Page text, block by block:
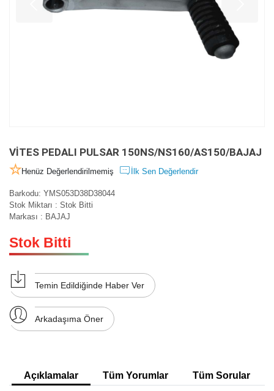
VİTES PEDALI PULSAR 150NS/NS160/AS150/BAJAJ
Henüz Değerlendirilmemiş İlk Sen Değerlendir
Barkodu: YMS053D38D38044
Stok Miktarı : Stok Bitti
Markası : BAJAJ
Stok Bitti
Temin Edildiğinde Haber Ver
Arkadaşıma Öner
Açıklamalar Tüm Yorumlar Tüm Sorular